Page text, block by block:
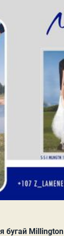
бугай Millington